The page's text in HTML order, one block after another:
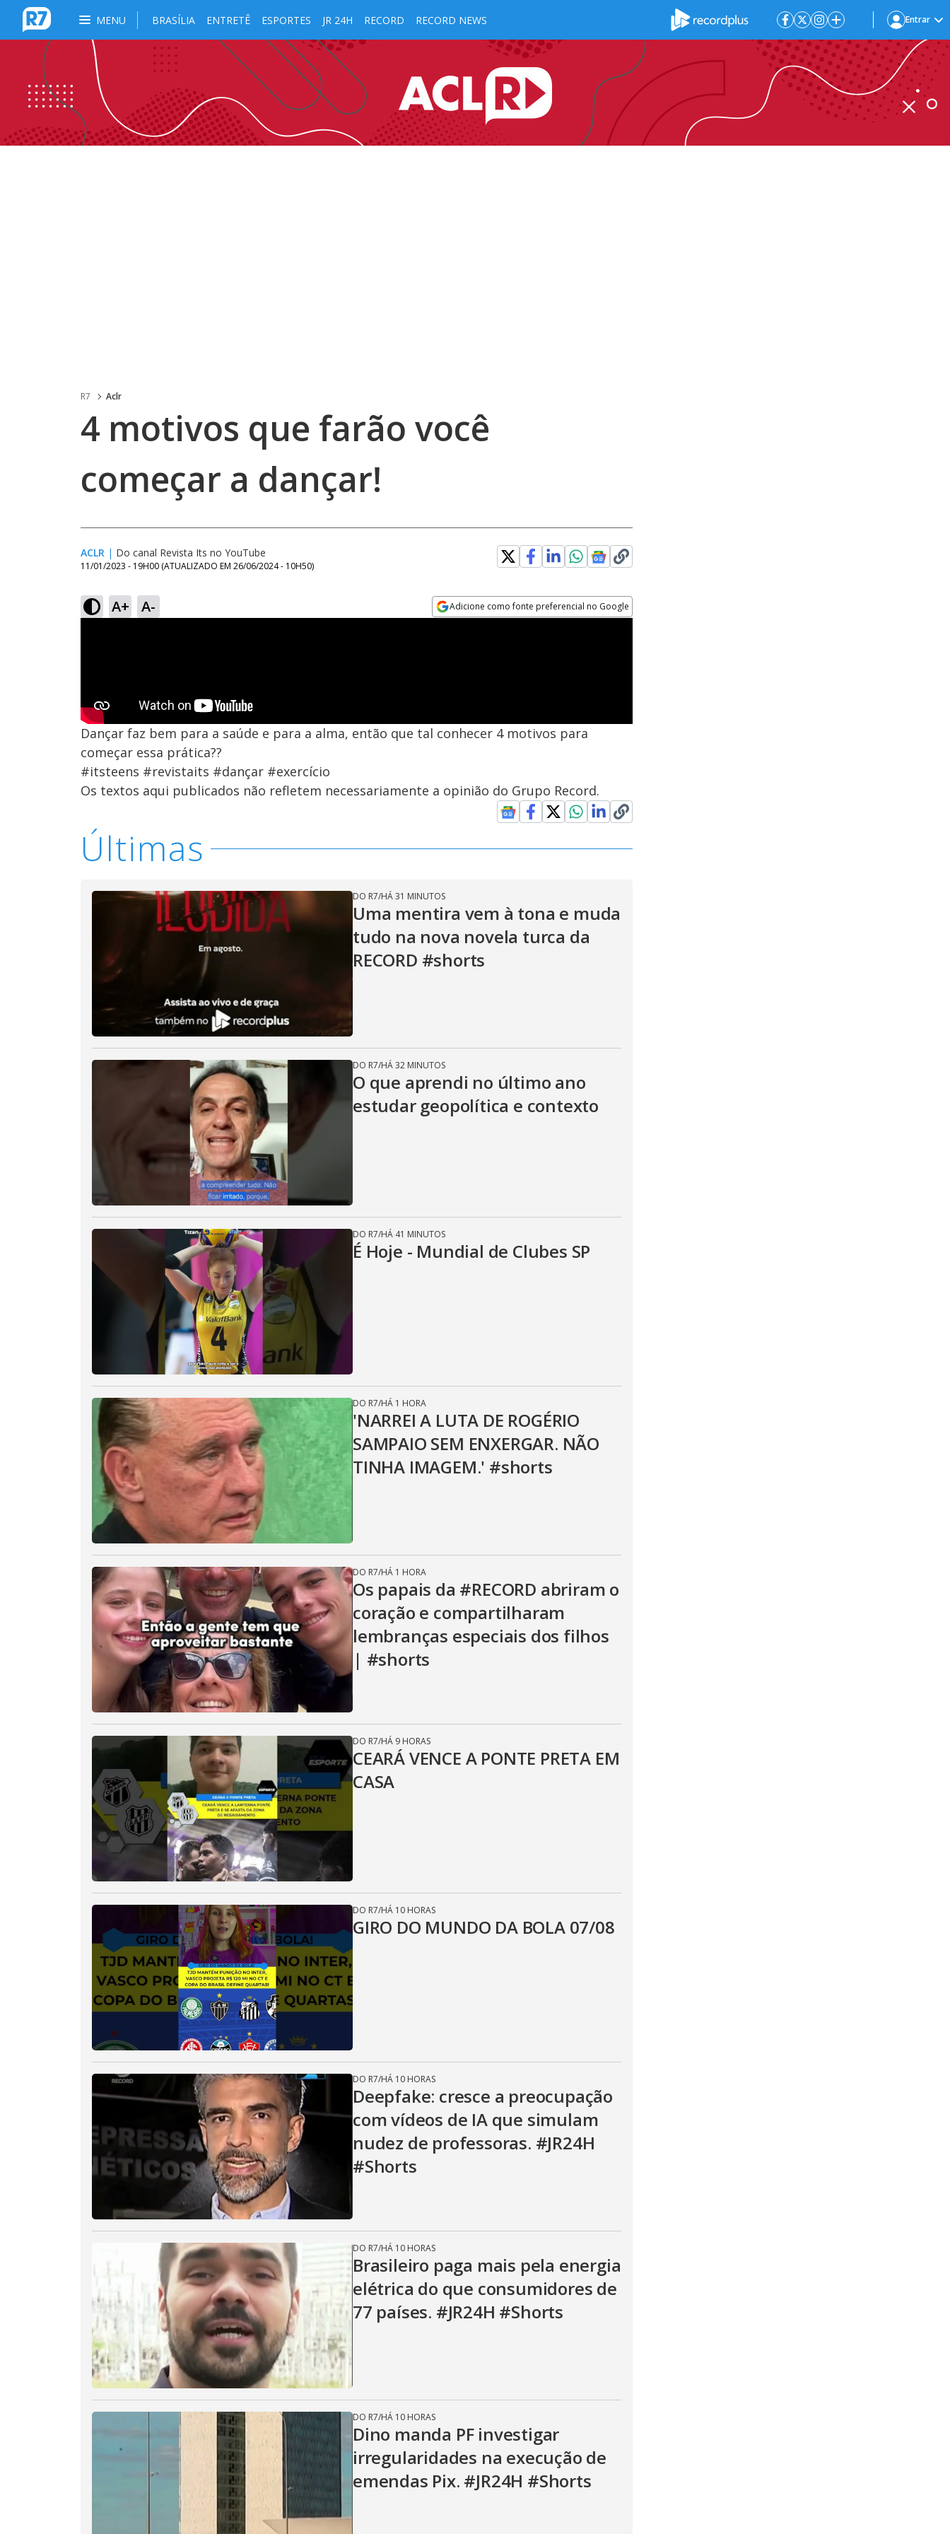
MENU BRASÍLIA ENTRETÊ ESPORTES JR 24H RECORD RECORD NEWS Entrar
R7 Aclr
4 motivos que farão você
começar a dançar!
ACLR | Do canal Revista Its no YouTube
11/01/2023 - 19H00 (ATUALIZADO EM 26/06/2024 - 10H50)
A+ A- Adicione como fonte preferencial no Google
Dançar faz bem para a saúde e para a alma, então que tal conhecer 4 motivos para
começar essa prática??
#itsteens #revistaits #dançar #exercício
Os textos aqui publicados não refletem necessariamente a opinião do Grupo Record.
Últimas
DO R7/HÁ 31 MINUTOS
Uma mentira vem à tona e muda
tudo na nova novela turca da
RECORD #shorts
DO R7/HÁ 32 MINUTOS
O que aprendi no último ano
estudar geopolítica e contexto
DO R7/HÁ 41 MINUTOS
É Hoje - Mundial de Clubes SP
DO R7/HÁ 1 HORA
'NARREI A LUTA DE ROGÉRIO
SAMPAIO SEM ENXERGAR. NÃO
TINHA IMAGEM.' #shorts
DO R7/HÁ 1 HORA
Os papais da #RECORD abriram o
coração e compartilharam
lembranças especiais dos filhos
| #shorts
DO R7/HÁ 9 HORAS
CEARÁ VENCE A PONTE PRETA EM
CASA
DO R7/HÁ 10 HORAS
GIRO DO MUNDO DA BOLA 07/08
DO R7/HÁ 10 HORAS
Deepfake: cresce a preocupação
com vídeos de IA que simulam
nudez de professoras. #JR24H
#Shorts
DO R7/HÁ 10 HORAS
Brasileiro paga mais pela energia
elétrica do que consumidores de
77 países. #JR24H #Shorts
DO R7/HÁ 10 HORAS
Dino manda PF investigar
irregularidades na execução de
emendas Pix. #JR24H #Shorts